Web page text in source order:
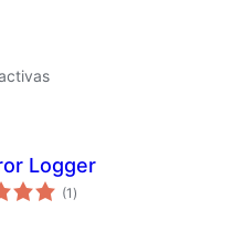
Logger
(1 total
de
)